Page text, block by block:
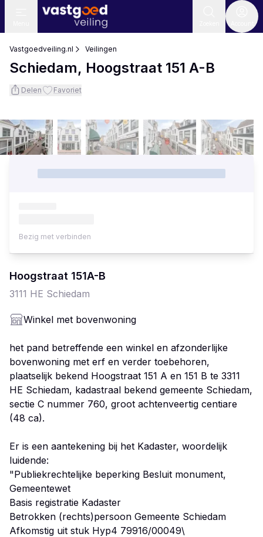
Vastgoedveiling.nl Veilingen
Schiedam, Hoogstraat 151 A-B
Delen Favoriet
Hoogstraat 151A-B
3111 HE Schiedam
Winkel met bovenwoning
het pand betreffende een winkel en afzonderlijke
bovenwoning met erf en verder toebehoren,
plaatselijk bekend Hoogstraat 151 A en 151 B te 3311
HE Schiedam, kadastraal bekend gemeente Schiedam,
sectie C nummer 760, groot achtenveertig centiare
(48 ca).
Er is een aantekening bij het Kadaster, woordelijk
luidende:
"Publiekrechtelijke beperking Besluit monument,
Gemeentewet
Basis registratie Kadaster
Betrokken (rechts)persoon Gemeente Schiedam
Afkomstig uit stuk Hyp4 79916/00049\
Bezig met verbinden